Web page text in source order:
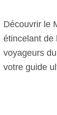
Découvrir le
étincelant de
voyageurs
votre guide